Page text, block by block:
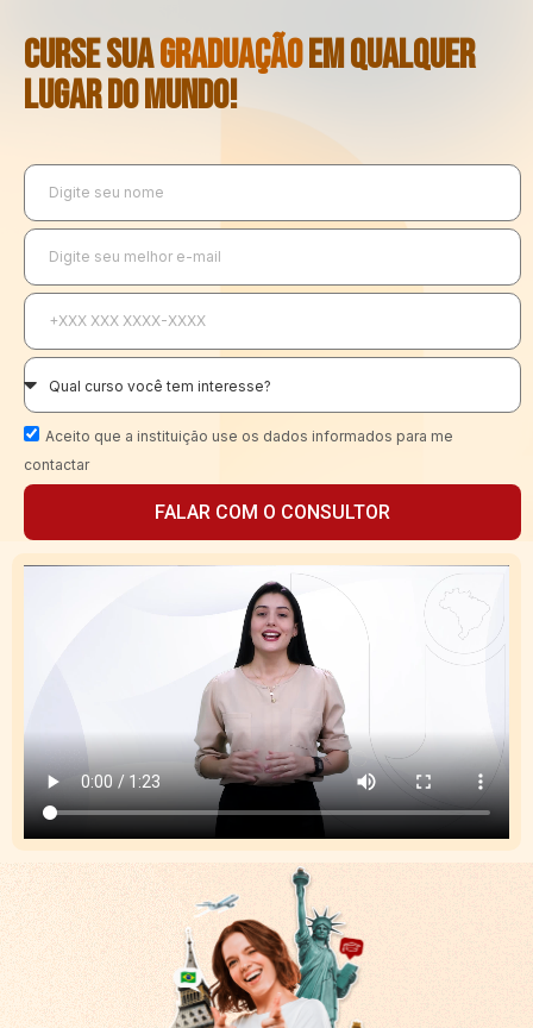
CURSE SUAGRADUAÇÃOEM QUALQUER
LUGAR DO MUNDO!
Aceito que a instituição use os dados informados para me
contactar
FALAR COM O CONSULTOR